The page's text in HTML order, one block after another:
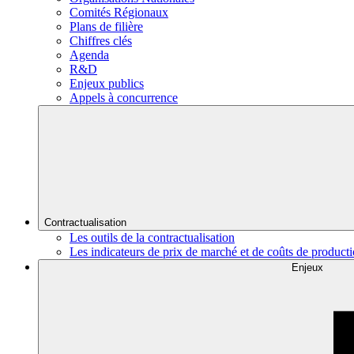
Comités Régionaux
Plans de filière
Chiffres clés
Agenda
R&D
Enjeux publics
Appels à concurrence
Contractualisation
Les outils de la contractualisation
Les indicateurs de prix de marché et de coûts de
Enjeux